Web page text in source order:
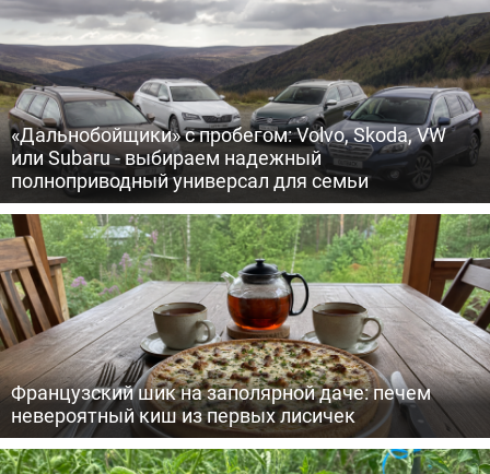
«Дальнобойщики» с пробегом: Volvo, Skoda, VW
или Subaru - выбираем надежный
полноприводный универсал для семьи
Французский шик на заполярной даче: печем
невероятный киш из первых лисичек